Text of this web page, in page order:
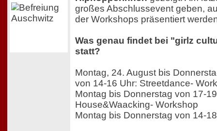
großes Abschlussevent geben,
der Workshops präsentiert
Was genau findet bei "girlz
statt?
Montag, 24. August bis
von 14-16 Uhr: Streetdance-
Montag bis Donnerstag von 17-
House&Waacking- Workshop
Montag bis Donnerstag von 14-